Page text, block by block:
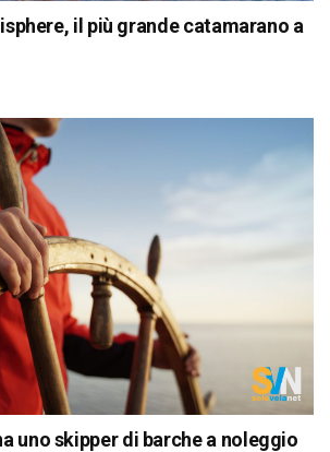
il più grande catamarano a
uno skipper di barche a noleggio